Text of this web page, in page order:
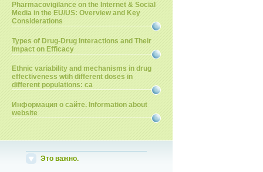
Pharmacovigilance on the Internet & Social
Media in the EU/US: Overview and Key
Considerations
Types of Drug-Drug Interactions and Their
Impact on Efficacy
Ethnic variability and mechanisms in drug
effectiveness wtih different doses in
different populations: ca
Информация о сайте. Information about
website
Это важно.